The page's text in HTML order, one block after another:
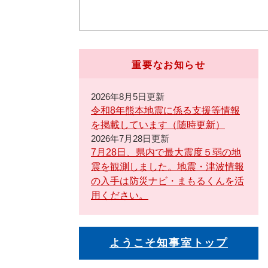
重要なお知らせ
2026年8月5日更新
令和8年熊本地震に係る支援等情報
を掲載しています（随時更新）
2026年7月28日更新
7月28日、県内で最大震度５弱の地
震を観測しました。地震・津波情報
の入手は防災ナビ・まもるくんを活
用ください。
ようこそ知事室トップ